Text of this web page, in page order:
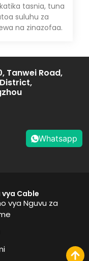
tasnia, tuna
suluhu za
na zinazofaa.
Tanwei Road,
Cable
vya Nguvu za
Whatsapp